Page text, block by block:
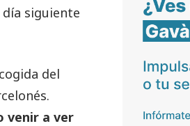
siguiente
del
venir a ver